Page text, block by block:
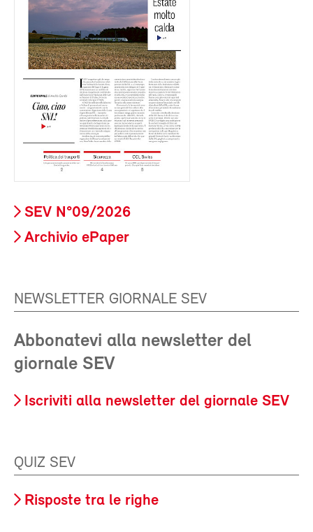
SEV N°09/2026
Archivio ePaper
NEWSLETTER GIORNALE SEV
Abbonatevi alla newsletter del
giornale SEV
Iscriviti alla newsletter del giornale SEV
QUIZ SEV
Risposte tra le righe